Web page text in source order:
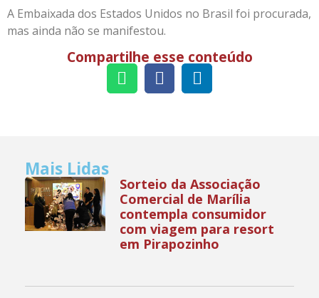
A Embaixada dos Estados Unidos no Brasil foi procurada,
mas ainda não se manifestou.
Compartilhe esse conteúdo
Mais Lidas
Sorteio da Associação
Comercial de Marília
contempla consumidor
com viagem para resort
em Pirapozinho